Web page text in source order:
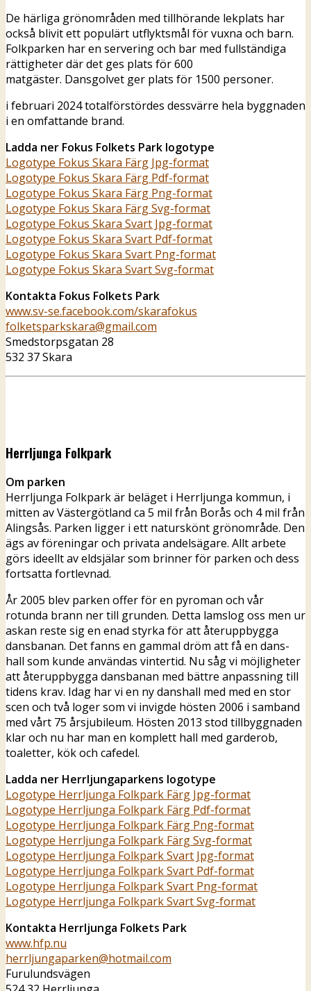
De härliga grönområden med tillhörande lekplats har
också blivit ett populärt utflyktsmål för vuxna och barn.
Folkparken har en servering och bar med fullständiga
rättigheter där det ges plats för 600
matgäster. Dansgolvet ger plats för 1500 personer.
i februari 2024 totalförstördes dessvärre hela byggnaden
i en omfattande brand.
Ladda ner Fokus Folkets Park logotype
Logotype Fokus Skara Färg Jpg-format
Logotype Fokus Skara Färg Pdf-format
Logotype Fokus Skara Färg Png-format
Logotype Fokus Skara Färg Svg-format
Logotype Fokus Skara Svart Jpg-format
Logotype Fokus Skara Svart Pdf-format
Logotype Fokus Skara Svart Png-format
Logotype Fokus Skara Svart Svg-format
Kontakta Fokus Folkets Park
www.sv-se.facebook.com/skarafokus
folketsparkskara@gmail.com
Smedstorpsgatan 28
532 37 Skara
Herrljunga Folkpark
Om parken
Herrljunga Folkpark är beläget i Herrljunga kommun, i
mitten av Västergötland ca 5 mil från Borås och 4 mil från
Alingsås. Parken ligger i ett naturskönt grönområde. Den
ägs av föreningar och privata andelsägare. Allt arbete
görs ideellt av eldsjälar som brinner för parken och dess
fortsatta fortlevnad.
År 2005 blev parken offer för en pyroman och vår
rotunda brann ner till grunden. Detta lamslog oss men ur
askan reste sig en enad styrka för att återuppbygga
dansbanan. Det fanns en gammal dröm att få en dans-
hall som kunde användas vintertid. Nu såg vi möjligheter
att återuppbygga dansbanan med bättre anpassning till
tidens krav. Idag har vi en ny danshall med med en stor
scen och två loger som vi invigde hösten 2006 i samband
med vårt 75 årsjubileum. Hösten 2013 stod tillbyggnaden
klar och nu har man en komplett hall med garderob,
toaletter, kök och cafedel.
Ladda ner Herrljungaparkens logotype
Logotype Herrljunga Folkpark Färg Jpg-format
Logotype Herrljunga Folkpark Färg Pdf-format
Logotype Herrljunga Folkpark Färg Png-format
Logotype Herrljunga Folkpark Färg Svg-format
Logotype Herrljunga Folkpark Svart Jpg-format
Logotype Herrljunga Folkpark Svart Pdf-format
Logotype Herrljunga Folkpark Svart Png-format
Logotype Herrljunga Folkpark Svart Svg-format
Kontakta Herrljunga Folkets Park
www.hfp.nu
herrljungaparken@hotmail.com
Furulundsvägen